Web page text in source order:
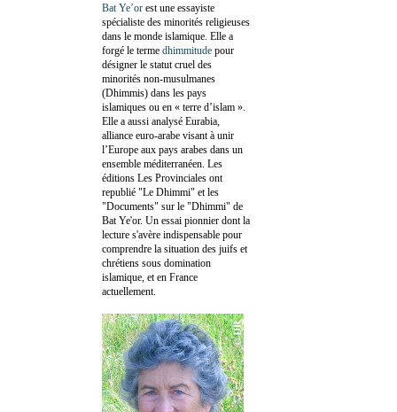
Bat Ye’or est une essayiste
spécialiste des minorités religieuses
dans le monde islamique. Elle a
forgé le terme dhimmitude pour
désigner le statut cruel des
minorités non-musulmanes
(Dhimmis) dans les pays
islamiques ou en « terre d’islam ».
Elle a aussi analysé Eurabia,
alliance euro-arabe visant à unir
l’Europe aux pays arabes dans un
ensemble méditerranéen. Les
éditions Les Provinciales ont
republié "Le Dhimmi" et les
"Documents" sur le "Dhimmi" de
Bat Ye'or. Un essai pionnier dont la
lecture s'avère indispensable pour
comprendre la situation des juifs et
chrétiens sous domination
islamique, et en France
actuellement.